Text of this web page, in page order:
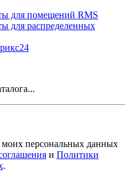
для помещений RMS
для распределенных
моих персональных данных
и Политики
.